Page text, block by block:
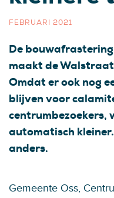
FEBRUARI 2021
De
maakt de
Omdat er ook nog
blijven voor
centrumbezoekers,
automatisch
anders.
Gemeente Oss,